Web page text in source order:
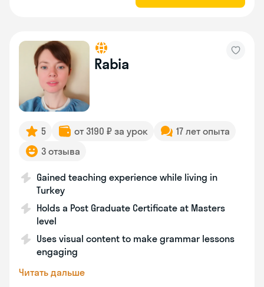
Rabia
5 от 3190 ₽ за урок
17 лет опыта
3 отзыва
Gained teaching experience while living in
Turkey
Holds a Post Graduate Certificate at Masters
level
Uses visual content to make grammar lessons
engaging
Читать дальше